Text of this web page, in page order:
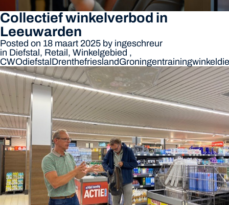
Collectief winkelverbod in
Leeuwarden
Posted on 18 maart 2025 by ingeschreur
in Diefstal, Retail, Winkelgebied ,
CWOdiefstalDrenthefrieslandGroningentraining